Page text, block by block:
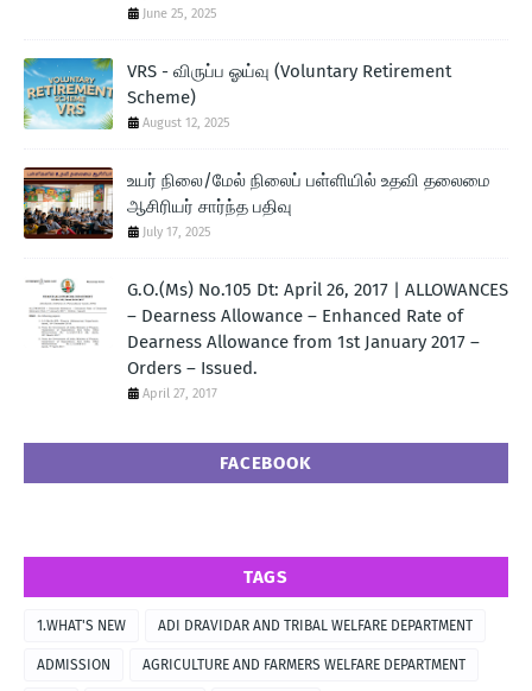
June 25, 2025
VRS - விருப்ப ஓய்வு (Voluntary Retirement
Scheme)
August 12, 2025
உயர் நிலை/மேல் நிலைப் பள்ளியில் உதவி தலைமை
ஆசிரியர் சார்ந்த பதிவு
July 17, 2025
G.O.(Ms) No.105 Dt: April 26, 2017 | ALLOWANCES
– Dearness Allowance – Enhanced Rate of
Dearness Allowance from 1st January 2017 –
Orders – Issued.
April 27, 2017
FACEBOOK
TAGS
1.WHAT'S NEW ADI DRAVIDAR AND TRIBAL WELFARE DEPARTMENT
ADMISSION AGRICULTURE AND FARMERS WELFARE DEPARTMENT